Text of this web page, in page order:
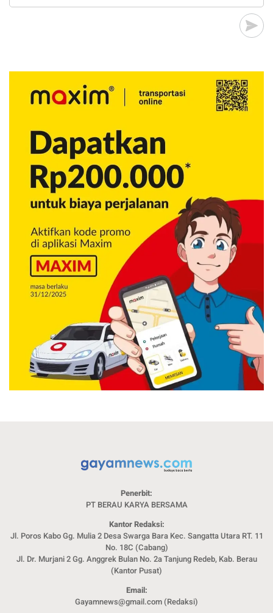
Penerbit:
PT BERAU KARYA BERSAMA
Kantor Redaksi:
Jl. Poros Kabo Gg. Mulia 2 Desa Swarga Bara Kec. Sangatta Utara RT. 11
No. 18C (Cabang)
Jl. Dr. Murjani 2 Gg. Anggrek Bulan No. 2a Tanjung Redeb, Kab. Berau
(Kantor Pusat)
Email:
Gayamnews@gmail.com (Redaksi)